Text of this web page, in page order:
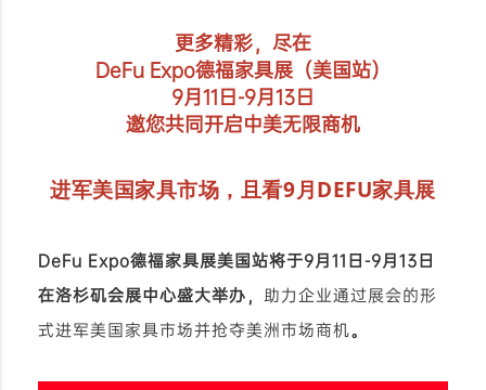
更多精彩，尽在
DeFu Expo德福家具展（美国站）
9月11日-9月13日
邀您共同开启中美无限商机
进军美国家具市场，且看9月DEFU家具展
DeFu Expo德福家具展美国站将于9月11日-9月13日
在洛杉矶会展中心盛大举办， 助力企业通过展会的形
式进军美国家具市场并抢夺美洲市场商机。